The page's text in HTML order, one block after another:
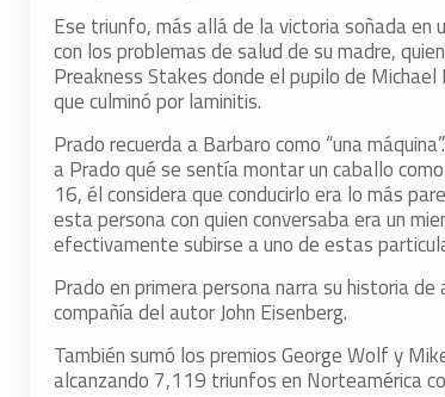
Ese triunfo, más allá de la victoria soñada en
con los problemas de salud de su madre,
Preakness Stakes donde el pupilo de
que culminó por laminitis.
Prado recuerda a Barbaro como “una
a Prado qué se sentía montar un caballo
16, él considera que conducirlo era lo más
esta persona con quien conversaba era un
efectivamente subirse a uno de estas
Prado en primera persona narra su historia
compañía del autor John Eisenberg.
También sumó los premios George Wolf y
alcanzando 7,119 triunfos en Norteamérica